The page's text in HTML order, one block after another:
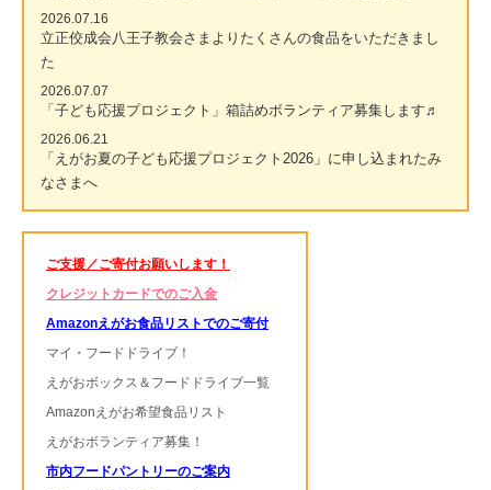
2026.07.16
立正佼成会八王子教会さまよりたくさんの食品をいただきまし
た
2026.07.07
「子ども応援プロジェクト」箱詰めボランティア募集します♬
2026.06.21
「えがお夏の子ども応援プロジェクト2026」に申し込まれたみ
なさまへ
ご支援／ご寄付お願いします！
クレジットカードでのご入金
Amazonえがお食品リストでのご寄付
マイ・フードドライブ！
えがおボックス＆フードドライブ一覧
Amazonえがお希望食品リスト
えがおボランティア募集！
市内フードパントリーのご案内